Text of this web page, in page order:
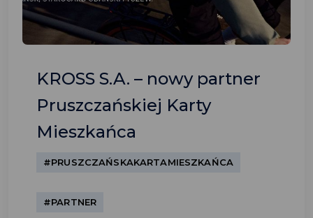
KROSS S.A. – nowy partner
Pruszczańskiej Karty
Mieszkańca
#PRUSZCZAŃSKAKARTAMIESZKAŃCA
#PARTNER